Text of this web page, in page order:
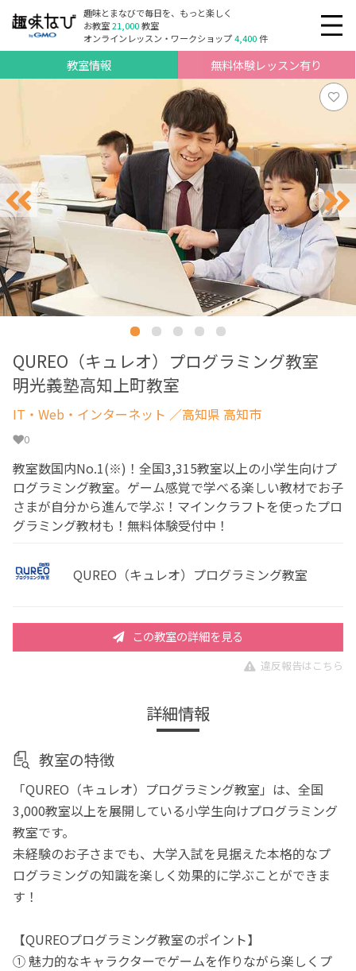
趣味とまなびで毎日を、もっと楽しく
お教室21,000教室
オンラインレッスン・ワークショップ4,400件
教室情報 無料体験レッスン有り
QUREO（キュレオ）プログラミング教室
明光義塾高知上町教室
IT・Web・インターネット ／高知県 高知市
0
教室数国内No.1(※)！全国3,315教室以上の小学生向けプ
ログラミング教室。ゲーム感覚で学べる楽しい教材でお子
さまが自分から進んで学ぶ！マインクラフトを使ったプロ
グラミング教材も！無料体験受付中！
QUREO（キュレオ）プログラミング教室
この教室の詳細を見る
違反報告はこちら
詳細情報
教室の特徴
「QUREO（キュレオ）プログラミング教室」は、全国
3,000教室以上を展開している小学生向けプログラミング
教室です。
未経験のお子さまでも、大学入試を見据えた本格的なプ
ログラミングの知識を楽しく効果的に学ぶことができま
す！
【QUREOプログラミング教室のポイント】
① 魅力的なキャラクターでゲームを作りながら楽しくプ